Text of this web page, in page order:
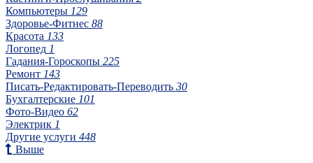
Компьютеры 129
Здоровье-Фитнес 88
Красота 133
Логопед 1
Гадания-Гороскопы 225
Ремонт 143
Писать-Редактировать-Переводить 30
Бухгалтерские 101
Фото-Видео 62
Электрик 1
Другие услуги 448
Выше